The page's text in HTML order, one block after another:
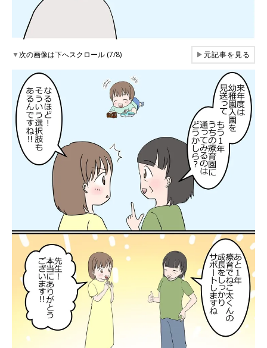
▼次の画像は下へスクロール (7/8) ▶元記事を見る